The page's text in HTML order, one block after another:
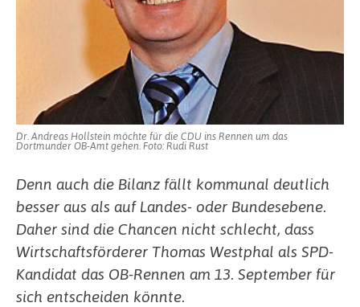
Dr. Andreas Hollstein möchte für die CDU ins Rennen um das
Dortmunder OB-Amt gehen. Foto: Rudi Rust
Denn auch die Bilanz fällt kommunal deutlich
besser aus als auf Landes- oder Bundesebene.
Daher sind die Chancen nicht schlecht, dass
Wirtschaftsförderer Thomas Westphal als SPD-
Kandidat das OB-Rennen am 13. September für
sich entscheiden könnte.